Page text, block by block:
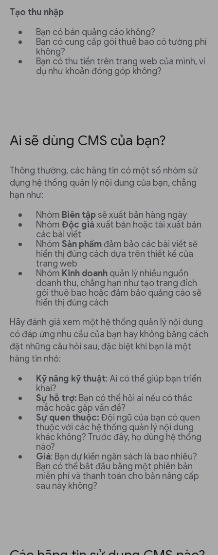
Tạo thu nhập
Bạn có bán quảng cáo không?
Bạn có cung cấp gói thuê bao có tường phí
không?
Bạn có thu tiền trên trang web của mình, ví
dụ như khoản đóng góp không?
Ai sẽ dùng CMS của bạn?
Thông thường, các hãng tin có một số nhóm sử
dụng hệ thống quản lý nội dung của bạn, chẳng
hạn như:
Nhóm Biên tập sẽ xuất bản hàng ngày
Nhóm Độc giả xuất bản hoặc tái xuất bản
các bài viết
Nhóm Sản phẩmđảm bảo các bài viết sẽ
hiển thị đúng cách dựa trên thiết kế của
trang web
Nhóm Kinh doanh quản lý nhiều nguồn
doanh thu, chẳng hạn như tạo trang đích
gói thuê bao hoặc đảm bảo quảng cáo sẽ
hiển thị đúng cách
Hãy đánh giá xem một hệ thống quản lý nội dung
có đáp ứng nhu cầu của bạn hay không bằng cách
đặt những câu hỏi sau, đặc biệt khi bạn là một
hãng tin nhỏ:
Kỹ năng kỹ thuật: Ai có thể giúp bạn triển
khai?
Sự hỗ trợ: Bạn có thể hỏi ai nếu có thắc
mắc hoặc gặp vấn đề?
Sự quen thuộc: Đội ngũ của bạn có quen
thuộc với các hệ thống quản lý nội dung
khác không? Trước đây, họ dùng hệ thống
nào?
Giá: Bạn dự kiến ngân sách là bao nhiêu?
Bạn có thể bắt đầu bằng một phiên bản
miễn phí và thanh toán cho bản nâng cấp
sau này không?